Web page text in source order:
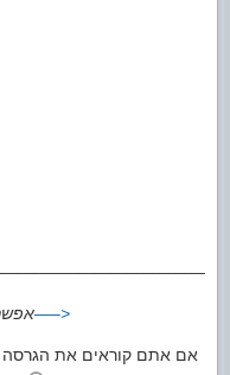
כאן—–>
אם אתם קוראים את הגרסה